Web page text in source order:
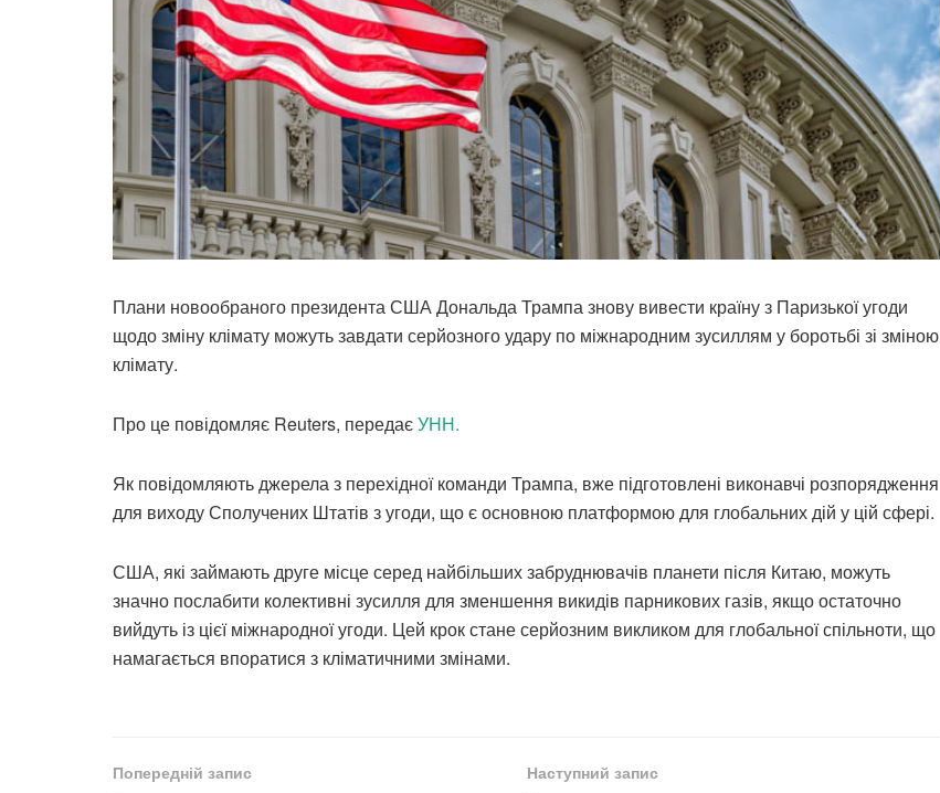
Плани новообраного президента США Дональда Трампа знову вивести країну з Паризької угоди
щодо зміну клімату можуть завдати серйозного удару по міжнародним зусиллям у боротьбі зі зміною
клімату.
Про це повідомляє Reuters, передаєУНН.
Як повідомляють джерела з перехідної команди Трампа, вже підготовлені виконавчі розпорядження
для виходу Сполучених Штатів з угоди, що є основною платформою для глобальних дій у цій сфері.
США, які займають друге місце серед найбільших забруднювачів планети після Китаю, можуть
значно послабити колективні зусилля для зменшення викидів парникових газів, якщо остаточно
вийдуть із цієї міжнародної угоди. Цей крок стане серйозним викликом для глобальної спільноти, що
намагається впоратися з кліматичними змінами.
Попередній запис Наступний запис